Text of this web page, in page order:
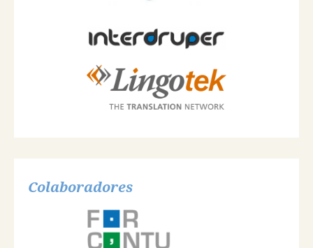
Colaboradores